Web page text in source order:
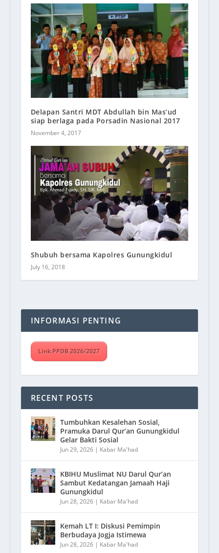
Delapan Santri MDT Abdullah bin Mas’ud
siap berlaga pada Porsadin Nasional 2017
November 4, 2017
Shubuh bersama Kapolres Gunungkidul
July 16, 2018
INFORMASI PENTING
Link PPDB 2026/2027
RECENT POSTS
Tumbuhkan Kesalehan Sosial,
Pramuka Darul Qur’an Gunungkidul
Gelar Bakti Sosial
Jun 29, 2026| Kabar Ma'had
KBIHU Muslimat NU Darul Qur’an
Sambut Kedatangan Jamaah Haji
Gunungkidul
Jun 28, 2026| Kabar Ma'had
Kemah LT I: Diskusi Pemimpin
Berbudaya Jogja Istimewa
Jun 28, 2026| Kabar Ma'had